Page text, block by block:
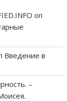
on
Введение в
–